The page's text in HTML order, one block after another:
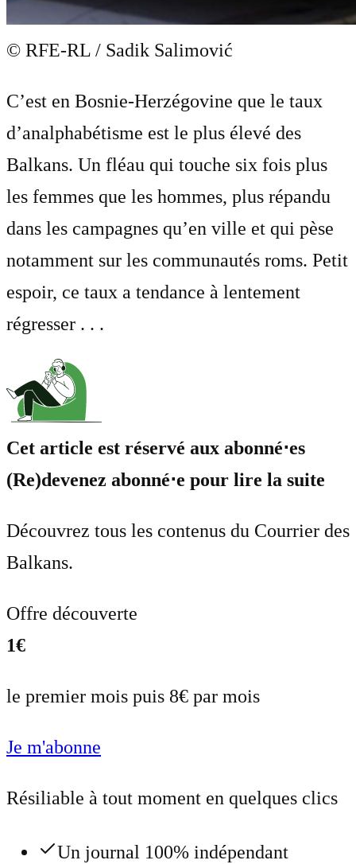
© RFE-RL / Sadik Salimović
C’est en Bosnie-Herzégovine que le taux
d’analphabétisme est le plus élevé des
Balkans. Un fléau qui touche six fois plus
les femmes que les hommes, plus répandu
dans les campagnes qu’en ville et qui pèse
notamment sur les communautés roms. Petit
espoir, ce taux a tendance à lentement
régresser . . .
Cet article est réservé aux abonné⋅es
(Re)devenez abonné⋅e pour lire la suite
Découvrez tous les contenus du Courrier des
Balkans.
Offre découverte
1€
le premier mois puis 8€ par mois
Je m'abonne
Résiliable à tout moment en quelques clics
Un journal 100% indépendant